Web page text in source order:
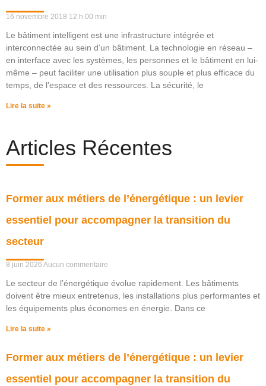
16 novembre 2018 12 h 00 min
Le bâtiment intelligent est une infrastructure intégrée et
interconnectée au sein d’un bâtiment. La technologie en réseau –
en interface avec les systèmes, les personnes et le bâtiment en lui-
même – peut faciliter une utilisation plus souple et plus efficace du
temps, de l’espace et des ressources. La sécurité, le
Lire la suite »
Articles Récentes
Former aux métiers de l’énergétique : un levier
essentiel pour accompagner la transition du
secteur
8 juin 2026 Aucun commentaire
Le secteur de l’énergétique évolue rapidement. Les bâtiments
doivent être mieux entretenus, les installations plus performantes et
les équipements plus économes en énergie. Dans ce
Lire la suite »
Former aux métiers de l’énergétique : un levier
essentiel pour accompagner la transition du